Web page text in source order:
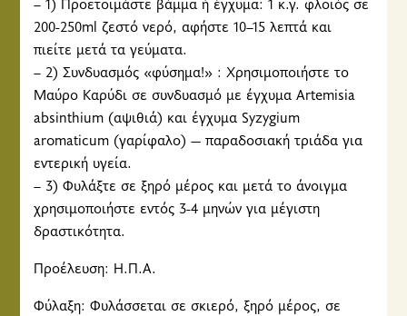
έχουν συλλέξει σε σχέση με την από μέρους σας χρήση
των υπηρεσιών τους.
200-250ml ζεστό νερό, αφήστε 10–15 λεπτά και
πιείτε μετά τα γεύματα.
– 2) Συνδυασμός «φύσημα!» : Χρησιμοποιήστε το
Μαύρο Καρύδι σε συνδυασμό με έγχυμα Artemisia
absinthium (αψιθιά) και έγχυμα Syzygium
aromaticum (γαρίφαλο) — παραδοσιακή τριάδα για
εντερική υγεία.
– 3) Φυλάξτε σε ξηρό μέρος και μετά το άνοιγμα
χρησιμοποιήστε εντός 3-4 μηνών για μέγιστη
δραστικότητα.
Προέλευση: Η.Π.Α.
Φύλαξη: Φυλάσσεται σε σκιερό, ξηρό μέρος, σε